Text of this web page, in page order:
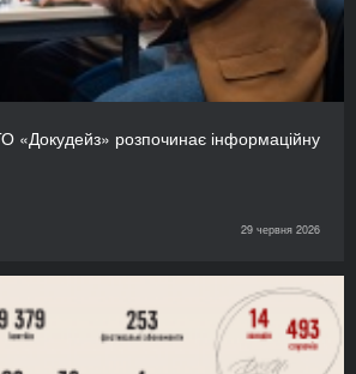
«Докудейз» розпочинає інформаційну
29 червня 2026